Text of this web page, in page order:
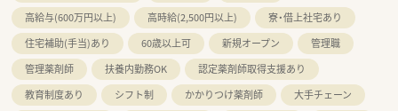
高給与(600万円以上)
高時給(2,500円以上)
寮・借上社宅あり
住宅補助(手当)あり
60歳以上可 新規オープン
管理職
管理薬剤師
扶養内勤務OK
認定薬剤師取得支援あり
教育制度あり
シフト制 かかりつけ薬剤師
大手チェーン